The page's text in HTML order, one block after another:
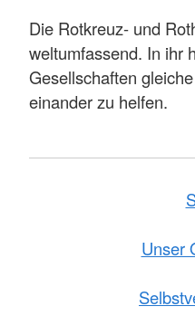
Die Rotkreuz- und
weltumfassend. In ihr
Gesellschaften
einander zu helfen.
Unser